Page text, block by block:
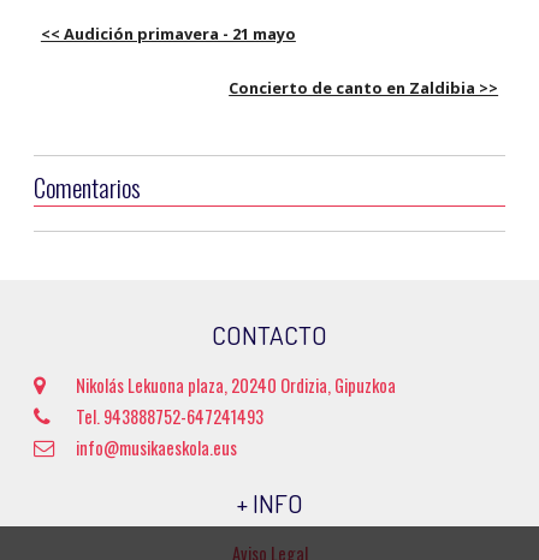
<< Audición primavera - 21 mayo
Concierto de canto en Zaldibia >>
Comentarios
CONTACTO
Nikolás Lekuona plaza, 20240 Ordizia, Gipuzkoa
Tel. 943888752-647241493
info@musikaeskola.eus
+ INFO
Aviso Legal